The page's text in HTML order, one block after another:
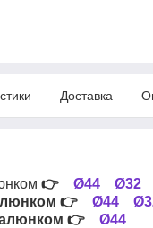
Доставка
👉 Ø44 Ø32
👉 Ø44
👉 Ø44